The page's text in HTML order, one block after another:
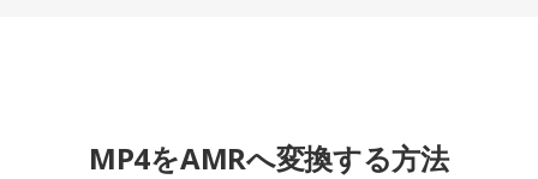
MP4をAMRへ変換する方法